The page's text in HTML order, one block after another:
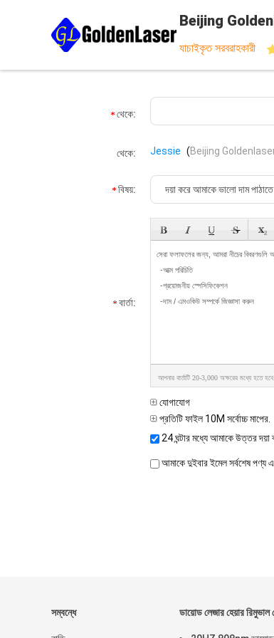
Beijing
যাচাইকৃত সরবরাহকারী
থেকে:
থেকে: Jessie (Beijing
বিষয়:
বার্তা:
আপনার বার্তাটি 20-3,000 অক্ষরের মধ্যে হতে হবে!
যোগাযোগ
প্রতিটি ফাইল 10M সর্বোচ্চ মাপের.
24 ঘন্টার মধ্যে আমাকে উত্তর দয়া
আমাকে দুইবার ইমেল সর্বশেষ পণ্য
সম্বন্ধে ডায়োড লেজার হেয়ার রিমুভাল